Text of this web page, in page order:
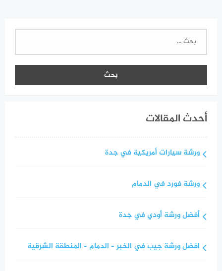
البحث
أحدث المقالات
ورشة سيارات أمريكية في جدة
ورشة فورد في الدمام
أفضل ورشة أودي في جدة
افضل ورشة جيب في الخبر – الدمام – المنطقة الشرقية